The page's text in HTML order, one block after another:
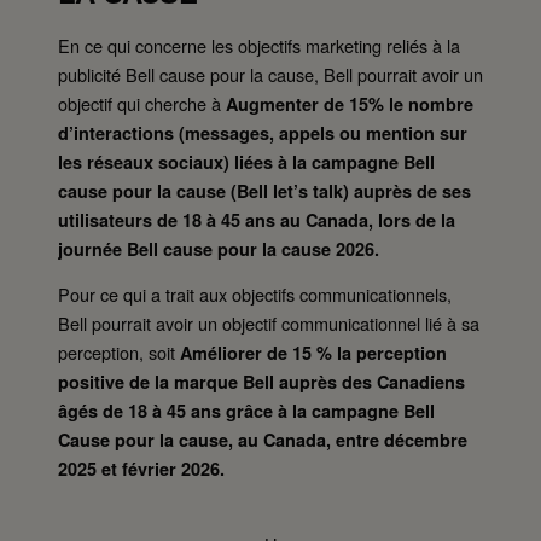
En ce qui concerne les objectifs marketing reliés à la
publicité Bell cause pour la cause, Bell pourrait avoir un
objectif qui cherche à Augmenter de 15% le nombre
d’interactions (messages, appels ou mention sur
les réseaux sociaux) liées à la campagne Bell
cause pour la cause (Bell let’s talk) auprès de ses
utilisateurs de 18 à 45 ans au Canada, lors de la
journée Bell cause pour la cause 2026.
Pour ce qui a trait aux objectifs communicationnels,
Bell pourrait avoir un objectif communicationnel lié à sa
perception, soit Améliorer de 15 % la perception
positive de la marque Bell auprès des Canadiens
âgés de 18 à 45 ans grâce à la campagne Bell
Cause pour la cause, au Canada, entre décembre
2025 et février 2026.